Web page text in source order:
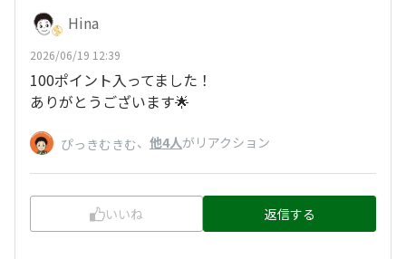
Hina
2026/06/19 12:39
100ポイント入ってました！
ありがとうございます🌟
ぴっきむきむ、 他4人がリアクション
いいね 返信する